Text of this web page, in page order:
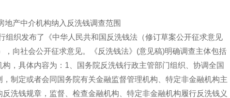
产中介机构纳入反洗钱调查范围
组织发布了《中华人民共和国反洗钱法（修订草案公开征求意见
，向社会公开征求意见。《反洗钱法》(意见稿)明确调查主体包括
，具体内容为：1、国务院反洗钱行政主管部门组织、协调全国
制定或者会同国务院有关金融监督管理机构、特定非金融机构主
洗钱规章，监督、检查金融机构、特定非金融机构履行反洗钱义